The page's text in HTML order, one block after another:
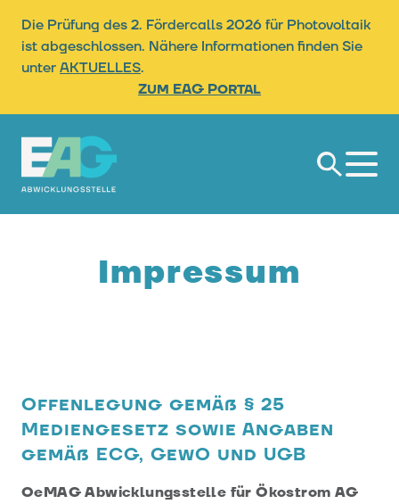
Die Prüfung des 2. Fördercalls 2026 für Photovoltaik
ist abgeschlossen. Nähere Informationen finden Sie
unter AKTUELLES.
Zum EAG Portal
Suche
Impressum
Offenlegung gemäß § 25
Mediengesetz sowie Angaben
gemäß ECG, GewO und UGB
OeMAG Abwicklungsstelle für Ökostrom AG